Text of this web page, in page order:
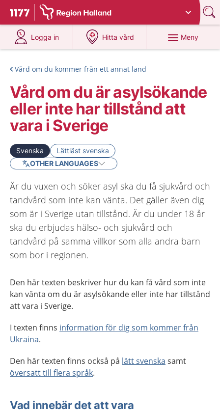
Till startsidan för 1177
Du har valt region Halland
Logga in
på 1177.se
Hitta vård
på 1177.se
Meny
Vård om du kommer från ett annat land
Vård om du är asylsökande
eller inte har tillstånd att
vara i Sverige
Svenska
Lättläst svenska
OTHER LANGUAGES
Är du vuxen och söker asyl ska du få sjukvård och
tandvård som inte kan vänta. Det gäller även dig
som är i Sverige utan tillstånd. Är du under 18 år
ska du erbjudas hälso- och sjukvård och
tandvård på samma villkor som alla andra barn
som bor i regionen.
Den här texten beskriver hur du kan få vård som inte
kan vänta om du är asylsökande eller inte har tillstånd
att vara i Sverige.
I texten finns information för dig som kommer från
Ukraina.
Den här texten finns också på lätt svenska samt
översatt till flera språk.
Vad innebär det att vara